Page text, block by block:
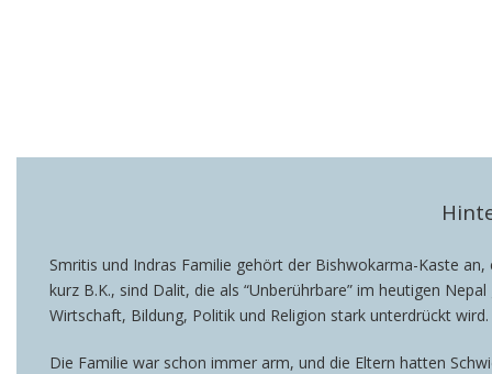
Smritis und Indras Familie gehört der Bishwokarma-Kaste
kurz B.K., sind Dalit, die als “Unberührbare” im heutigen
Wirtschaft, Bildung, Politik und Religion stark unterdrückt
Die Familie war schon immer arm, und die Eltern hatten